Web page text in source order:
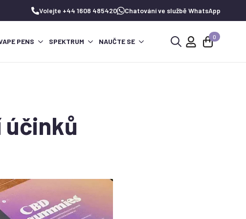
Volejte +44 1608 485420 Chatování ve službě WhatsApp
PENS SPEKTRUM NAUČTE SE
0
účinků